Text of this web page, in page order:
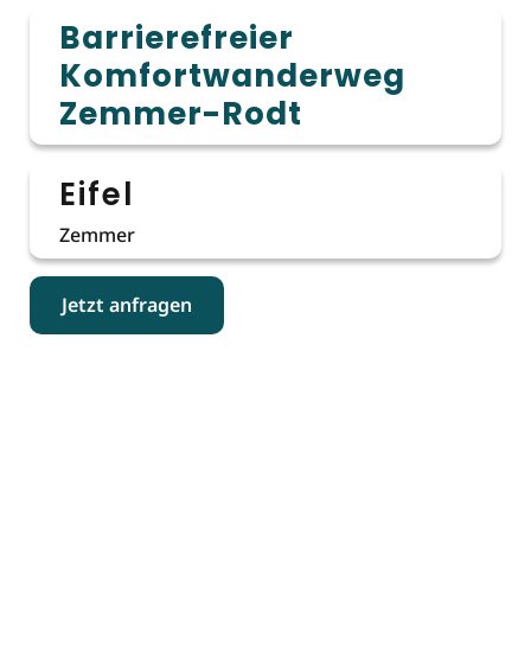
Barrierefreier
Komfortwanderweg
Zemmer-Rodt
Eifel
Zemmer
Jetzt anfragen